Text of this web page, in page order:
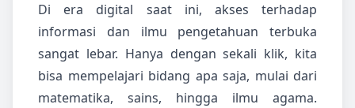
Di era digital saat ini, akses terhadap
informasi dan ilmu pengetahuan terbuka
sangat lebar. Hanya dengan sekali klik, kita
bisa mempelajari bidang apa saja, mulai dari
matematika, sains, hingga ilmu agama.